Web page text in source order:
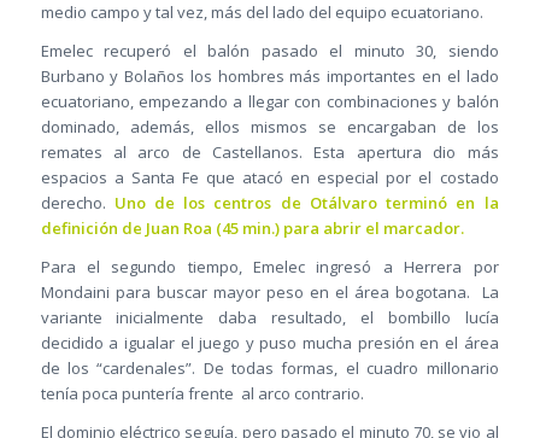
medio campo y tal vez, más del lado del equipo ecuatoriano.
Emelec recuperó el balón pasado el minuto 30, siendo
Burbano y Bolaños los hombres más importantes en el lado
ecuatoriano, empezando a llegar con combinaciones y balón
dominado, además, ellos mismos se encargaban de los
remates al arco de Castellanos. Esta apertura dio más
espacios a Santa Fe que atacó en especial por el costado
derecho. Uno de los centros de Otálvaro terminó en la
definición de Juan Roa (45 min.) para abrir el marcador.
Para el segundo tiempo, Emelec ingresó a Herrera por
Mondaini para buscar mayor peso en el área bogotana. La
variante inicialmente daba resultado, el bombillo lucía
decidido a igualar el juego y puso mucha presión en el área
de los “cardenales”. De todas formas, el cuadro millonario
tenía poca puntería frente al arco contrario.
El dominio eléctrico seguía, pero pasado el minuto 70, se vio al